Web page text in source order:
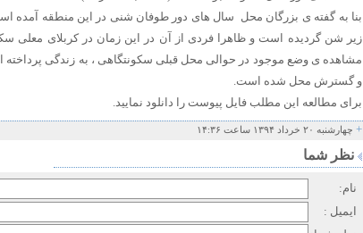
بنا به گفته ی بزرگان محل سال های دور طوفان شنی در این منطقه آمده
زیر شن گردیده است و ظاهرا فردی از آن در این زمان در کربلای
مشاهده ی وضع موجود در حوالی محل قبلی سکونتگاهی ، به زندگی
و گسترش محل شده است.
برای مطالعه این مطلب فایل پیوست را دانلود نمایید.
+ چهارشنبه ۲۰ خرداد ۱۳۹۴ ساعت ۱۴:۳۶
نظر شما
نام:
ایمیل :